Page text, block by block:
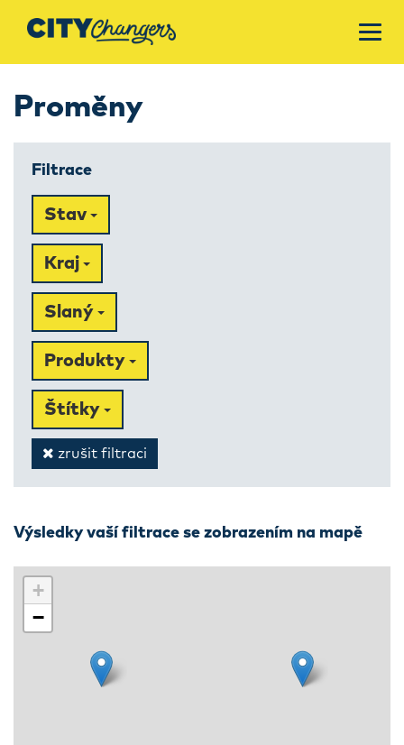
Proměny
Filtrace
Stav
Kraj
Slaný
Produkty
Štítky
zrušit filtraci
Výsledky vaší filtrace se zobrazením na mapě
+
−